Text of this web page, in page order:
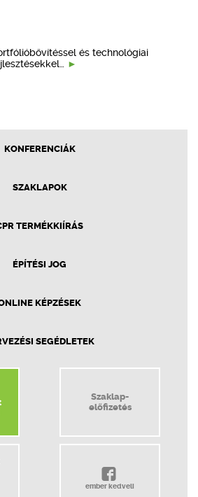
és technológiai
KONFERENCIÁK
SZAKLAPOK
TERMÉKKIÍRÁS
ÉPÍTÉSI JOG
KÉPZÉSEK
SEGÉDLETEK
Szaklap-
előfizetés
ember kedveli